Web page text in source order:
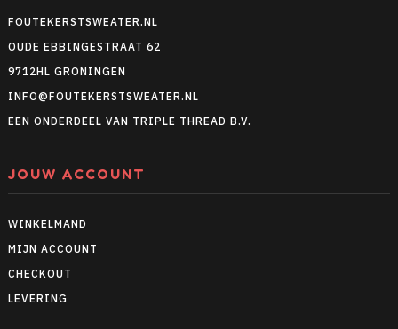
FOUTEKERSTSWEATER.NL
OUDE EBBINGESTRAAT 62
9712HL GRONINGEN
INFO@FOUTEKERSTSWEATER.NL
EEN ONDERDEEL VAN TRIPLE THREAD B.V.
JOUW ACCOUNT
WINKELMAND
MIJN ACCOUNT
CHECKOUT
LEVERING